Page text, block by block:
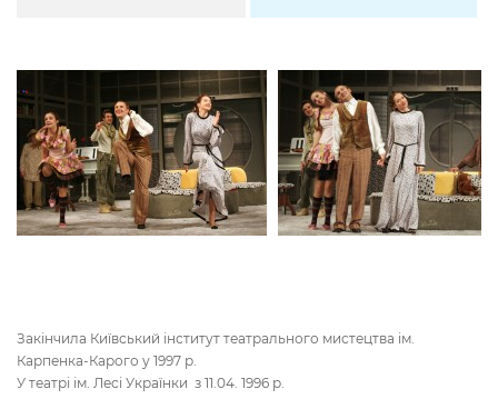
Закінчила Київський інститут театрального мистецтва ім.
Карпенка-Карого у 1997 р.
У театрі ім. Лесі Українки з 11.04. 1996 р.